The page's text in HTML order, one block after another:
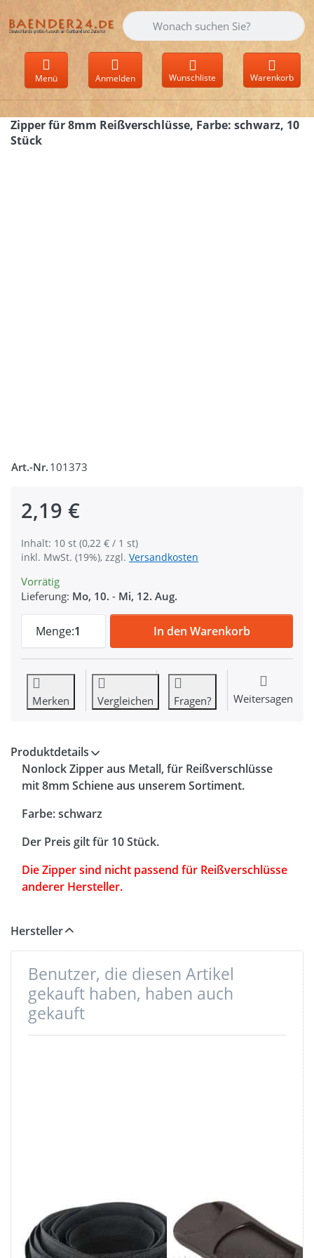
Geben Sie einen Suchbegriff ein.
Menü Anmelden Wunschliste Warenkorb
Zipper für 8mm Reißverschlüsse, Farbe: schwarz, 10
Stück
Art.-Nr. 101373
2,19 €
Inhalt: 10 st (0,22 € / 1 st)
inkl. MwSt. (19%), zzgl. Versandkosten
Vorrätig
Lieferung: Mo, 10. - Mi, 12. Aug.
Menge:1
Zipper für 8mm Reißverschlüsse, Farbe:
In den Warenkorb
Merken Vergleichen Fragen? Weitersagen
Produktdetails
Nonlock Zipper aus Metall, für Reißverschlüsse
mit 8mm Schiene aus unserem Sortiment.
Farbe: schwarz
Der Preis gilt für 10 Stück.
Die Zipper sind nicht passend für Reißverschlüsse
anderer Hersteller.
Hersteller
Benutzer, die diesen Artikel
gekauft haben, haben auch
gekauft
Reißverschluss,
8mm Schiene,
Farbe: schwarz
Schulterpolster
aus Elastomer -
für 50mm